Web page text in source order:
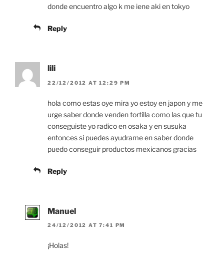
donde encuentro algo k me iene aki en tokyo
Reply
lili
22/12/2012 AT 12:29 PM
hola como estas oye mira yo estoy en japon y me
urge saber donde venden tortilla como las que tu
conseguiste yo radico en osaka y en susuka
entonces si puedes ayudrame en saber donde
puedo conseguir productos mexicanos gracias
Reply
Manuel
24/12/2012 AT 7:41 PM
¡Holas!